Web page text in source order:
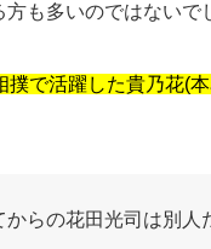
も多いのではないで
で活躍した貴乃花(
らの花田光司は別人